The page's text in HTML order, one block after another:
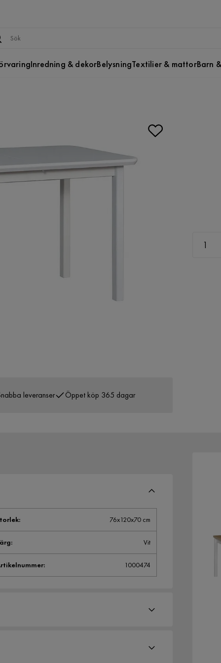
Inredning & dekorBelysningTextilier & mattorBarn
leveranser Öppet köp 365 dagar
: 76x120x70 cm
: Vit
: 1000474